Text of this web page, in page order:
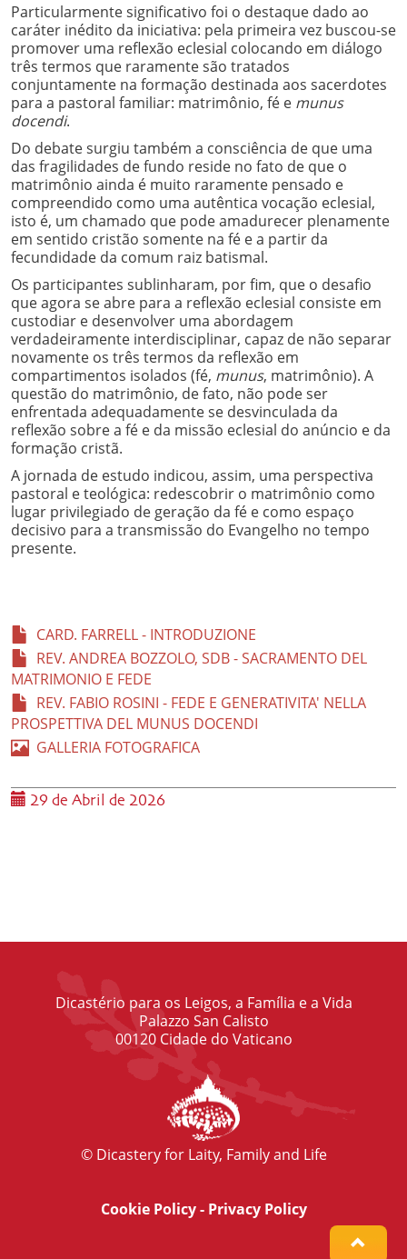
Particularmente significativo foi o destaque dado ao
caráter inédito da iniciativa: pela primeira vez buscou-se
promover uma reflexão eclesial colocando em diálogo
três termos que raramente são tratados
conjuntamente na formação destinada aos sacerdotes
para a pastoral familiar: matrimônio, fé e munus
docendi.
Do debate surgiu também a consciência de que uma
das fragilidades de fundo reside no fato de que o
matrimônio ainda é muito raramente pensado e
compreendido como uma autêntica vocação eclesial,
isto é, um chamado que pode amadurecer plenamente
em sentido cristão somente na fé e a partir da
fecundidade da comum raiz batismal.
Os participantes sublinharam, por fim, que o desafio
que agora se abre para a reflexão eclesial consiste em
custodiar e desenvolver uma abordagem
verdadeiramente interdisciplinar, capaz de não separar
novamente os três termos da reflexão em
compartimentos isolados (fé, munus, matrimônio). A
questão do matrimônio, de fato, não pode ser
enfrentada adequadamente se desvinculada da
reflexão sobre a fé e da missão eclesial do anúncio e da
formação cristã.
A jornada de estudo indicou, assim, uma perspectiva
pastoral e teológica: redescobrir o matrimônio como
lugar privilegiado de geração da fé e como espaço
decisivo para a transmissão do Evangelho no tempo
presente.
CARD. FARRELL - INTRODUZIONE
REV. ANDREA BOZZOLO, SDB - SACRAMENTO DEL
MATRIMONIO E FEDE
REV. FABIO ROSINI - FEDE E GENERATIVITA' NELLA
PROSPETTIVA DEL MUNUS DOCENDI
GALLERIA FOTOGRAFICA
29 de Abril de 2026
Dicastério para os Leigos, a Família e a Vida
Palazzo San Calisto
00120 Cidade do Vaticano
© Dicastery for Laity, Family and Life
Cookie Policy- Privacy Policy